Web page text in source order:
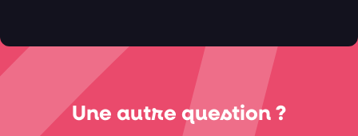
Une autre question ?